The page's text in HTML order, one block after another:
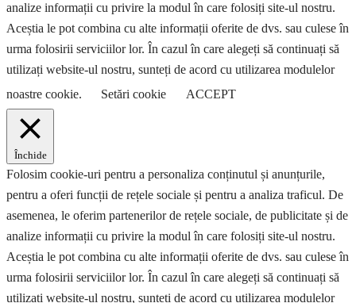
analize informații cu privire la modul în care folosiți site-ul nostru.
Aceștia le pot combina cu alte informații oferite de dvs. sau culese în
urma folosirii serviciilor lor. În cazul în care alegeți să continuați să
utilizați website-ul nostru, sunteți de acord cu utilizarea modulelor
noastre cookie.
Setări cookie ACCEPT
Închide
Folosim cookie-uri pentru a personaliza conținutul și anunțurile,
pentru a oferi funcții de rețele sociale și pentru a analiza traficul. De
asemenea, le oferim partenerilor de rețele sociale, de publicitate și de
analize informații cu privire la modul în care folosiți site-ul nostru.
Aceștia le pot combina cu alte informații oferite de dvs. sau culese în
urma folosirii serviciilor lor. În cazul în care alegeți să continuați să
utilizați website-ul nostru, sunteți de acord cu utilizarea modulelor